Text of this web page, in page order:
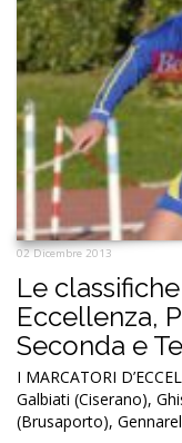
02 Dicembre 2013
Le
Eccellenza,
Seconda e
I MARCATORI
Galbiati (Ciserano),
(Brusaporto),